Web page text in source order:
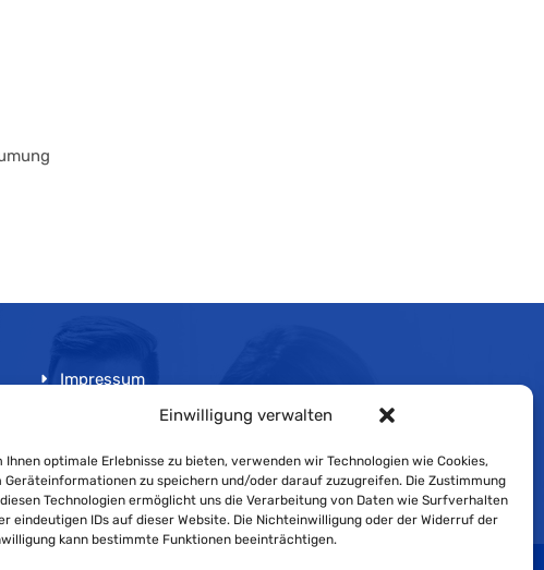
Einwilligung verwalten
Ihnen optimale Erlebnisse zu bieten, verwenden wir Technologien wie Cookies,
Geräteinformationen zu speichern und/oder darauf zuzugreifen. Die Zustimmung
Technologien ermöglicht uns die Verarbeitung von Daten wie Surfverhalten
eindeutigen IDs auf dieser Website. Die Nichteinwilligung oder der Widerruf der
kann bestimmte Funktionen beeinträchtigen.
Impressum
Cookie-Richtlinie
Datenschutzerklärung